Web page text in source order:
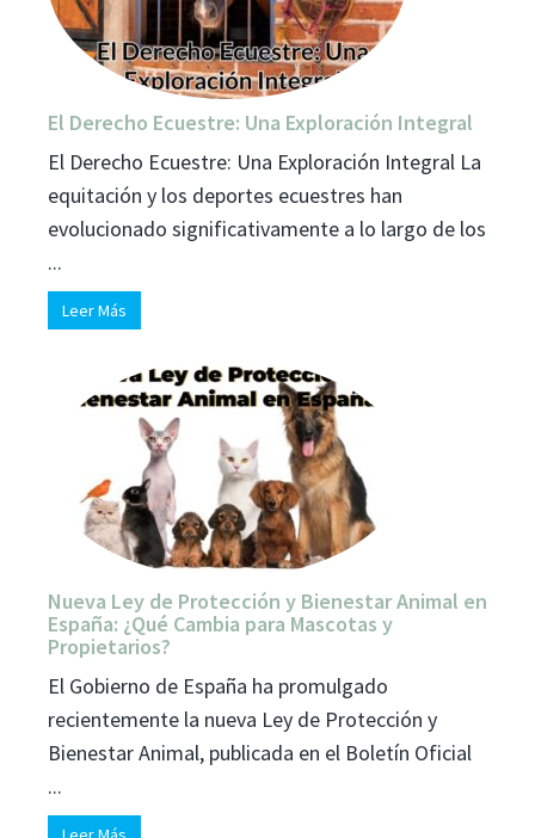
El Derecho Ecuestre: Una Exploración Integral
El Derecho Ecuestre: Una Exploración Integral La
equitación y los deportes ecuestres han
evolucionado significativamente a lo largo de los
...
Leer Más
Nueva Ley de Protección y Bienestar Animal en
España: ¿Qué Cambia para Mascotas y
Propietarios?
El Gobierno de España ha promulgado
recientemente la nueva Ley de Protección y
Bienestar Animal, publicada en el Boletín Oficial
...